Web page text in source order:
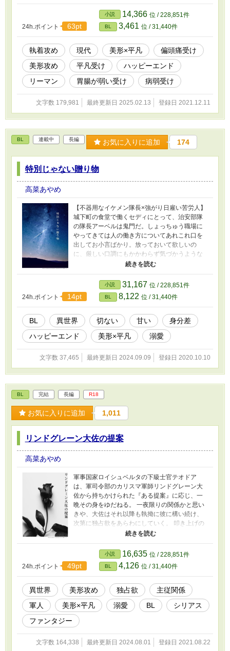
痛持ちの清掃員】 ◾️スピンオフ①：社交的イケメ
ン営業 × 胃弱で塩対応なSE（千野の先輩・太
田） ◾️スピンオフ②：元モデル実業家 × 低血圧な
営業マン（営業担当・片瀬とその幼馴染）
24h.ポイント 63pt
小説 14,366 位 / 228,851件
BL 3,461 位 / 31,440件
執着攻め 現代 美形×平凡
偏頭痛受け
美形攻め
平凡受け
ハッピーエンド
リーマン
胃腸が弱い受け 病弱受け
文字数 179,981 最終更新日 2025.02.13 登録日 2021.12.11
BL 連載中 長編 お気に入りに追加 174
特別じゃない贈り物
高菜あやめ
【不器用なイケメン隊長×強がり日雇い苦労人】
城下町の食堂で働くセディにとって、治安部隊
の隊長アーベルは鬼門だ。しょっちゅう職場に
やってきては人の働き方についてあれこれ口を
出してお小言ばかり。放っておいて欲しいの
に、厳しい口調にもかかわらず気づかうような
響きもあって、完全に拒絶できないから困
トーリーです
24h.ポイント 14pt
小説 31,167 位 / 228,851件
BL 8,122 位 / 31,440件
BL 異世界 切ない 甘い
身分差
ハッピーエンド
美形×平凡 溺愛
文字数 37,465 最終更新日 2024.09.09 登録日 2020.10.10
BL 完結 長編 R18
お気に入りに追加 1,011
リンドグレーン大佐の提案
高菜あやめ
軍事国家ロイシュベルタの下級士官テオドア
は、軍司令部のカリスマ軍師リンドグレーン大
佐から持ちかけられた『ある提案』に応じ、一
晩その身をゆだねる。 一夜限りの関係かと思い
きや、大佐はそれ以降も執拗に彼に構い続け、
次第に独占欲をあらわにしていく。 叩き上げの
下士官と、支配欲を隠さない上官。上下関係か
ら始まる、甘くて苛烈な攻防戦。 【支配系美形
攻×出世欲強めな流され系受】
24h.ポイント 49pt
小説 16,635 位 / 228,851件
BL 4,126 位 / 31,440件
異世界 美形攻め 独占欲
主従関係
軍人
美形×平凡 溺愛 BL
シリアス
ファンタジー
文字数 164,338 最終更新日 2024.08.01 登録日 2021.08.22